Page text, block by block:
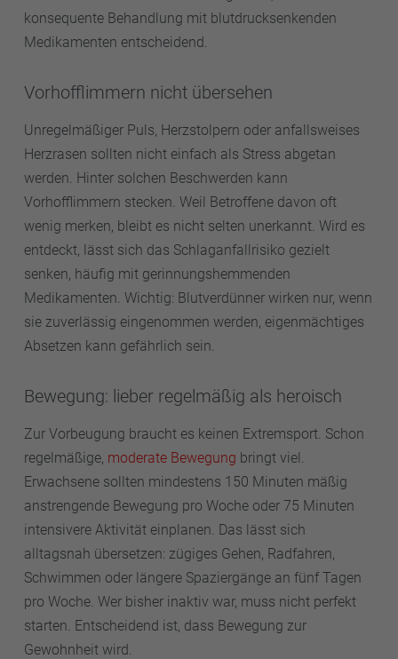
konsequente Behandlung mit blutdrucksenkenden
Medikamenten entscheidend.
Vorhofflimmern nicht übersehen
Unregelmäßiger Puls, Herzstolpern oder anfallsweises
Herzrasen sollten nicht einfach als Stress abgetan
werden. Hinter solchen Beschwerden kann
Vorhofflimmern stecken. Weil Betroffene davon oft
wenig merken, bleibt es nicht selten unerkannt. Wird es
entdeckt, lässt sich das Schlaganfallrisiko gezielt
senken, häufig mit gerinnungshemmenden
Medikamenten. Wichtig: Blutverdünner wirken nur, wenn
sie zuverlässig eingenommen werden, eigenmächtiges
Absetzen kann gefährlich sein.
Bewegung: lieber regelmäßig als heroisch
Zur Vorbeugung braucht es keinen Extremsport. Schon
regelmäßige, moderate Bewegung bringt viel.
Erwachsene sollten mindestens 150 Minuten mäßig
anstrengende Bewegung pro Woche oder 75 Minuten
intensivere Aktivität einplanen. Das lässt sich
alltagsnah übersetzen: zügiges Gehen, Radfahren,
Schwimmen oder längere Spaziergänge an fünf Tagen
pro Woche. Wer bisher inaktiv war, muss nicht perfekt
starten. Entscheidend ist, dass Bewegung zur
Gewohnheit wird.